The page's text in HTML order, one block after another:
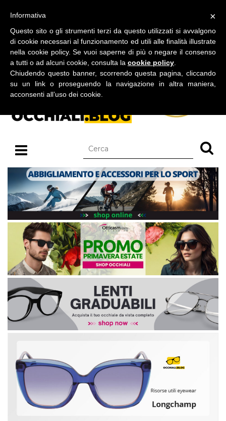
BLOG SU OCCHIALI DA SOLE E OCCHIALI DA VISTA
×
Informativa
Questo sito o gli strumenti terzi da questo utilizzati si avvalgono
di cookie necessari al funzionamento ed utili alle finalità illustrate
nella cookie policy. Se vuoi saperne di più o negare il consenso
a tutti o ad alcuni cookie, consulta la cookie policy
Chiudendo questo banner, scorrendo questa pagina, cliccando
su un link o proseguendo la navigazione in altra maniera,
acconsenti all’uso dei cookie.